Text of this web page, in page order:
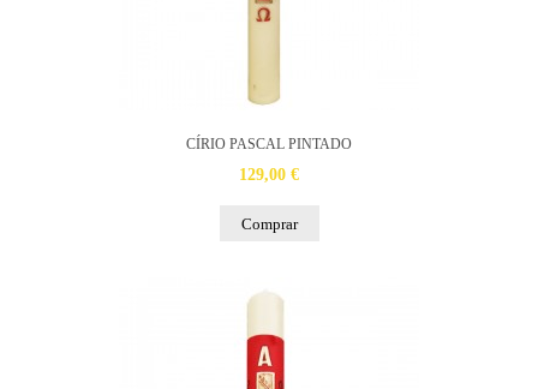
CÍRIO PASCAL PINTADO
129,00 €
Comprar